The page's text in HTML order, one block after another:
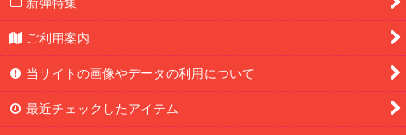
ご利用案内
当サイトの画像やデータの利用について
最近チェックしたアイテム